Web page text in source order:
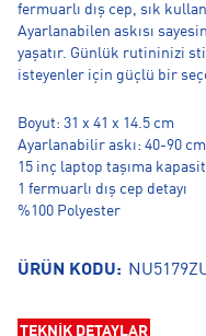
fermuarlı dış cep, sık
Ayarlanabilen askısı
yaşatır. Günlük rutininizi
isteyenler için güçlü bir
Boyut: 31 x 41 x 14.5 cm
Ayarlanabilir askı: 40-90 cm
15 inç laptop taşıma
1 fermuarlı dış cep detayı
%100 Polyester
ÜRÜN KODU:
TEKNİK DETAYLAR